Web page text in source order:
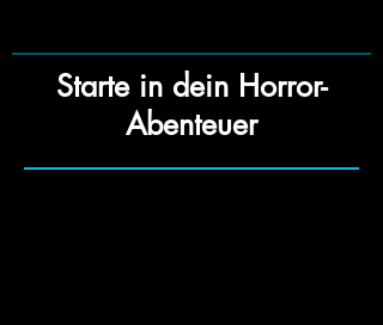
Starte in dein Horror-
Abenteuer